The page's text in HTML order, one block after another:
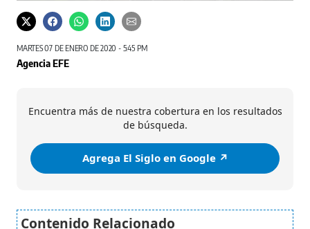
MARTES 07 DE ENERO DE 2020 - 5:45 PM
Agencia EFE
Encuentra más de nuestra cobertura en los resultados
de búsqueda.
Agrega El Siglo en Google ↗️